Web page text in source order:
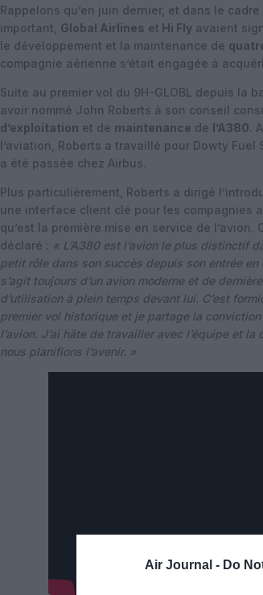
Air Journal - Do
Rappelons qu’en juin dernier, et dans le
important, Global Airlines et Hi Fly avaient
le développement et la maintenance de
compagnie aérienne s’était engagée à
Suite au premier vol du 9H-GLOBL depuis la
avoir nommé John Roberts à son conseil
d’exploitation et de maintenance de l’A380.
l’aviation, Roberts a travaillé pour Dowty
a été passée chez Airbus.
Plus particulièrement, Roberts a dirigé
une interface client clé pour les compagnies
qu’est la première mise en service de
déclaré : « L’A380 est l’avion le plus distinctif
petit rôle dans son succès depuis son entrée
s’agit toujours d’un avion moderne et de
d’utilisation à plein temps devant lui. C’est
premier vol historique et je partage la
l’avion. J’ai hâte de travailler avec l’équipe et
nous planifions l’avenir. »